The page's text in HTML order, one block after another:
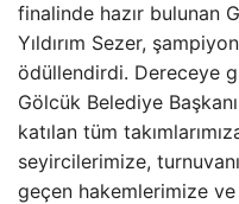
finalinde hazır bulunan
Yıldırım Sezer,
ödüllendirdi. Dereceye
Gölcük Belediye
katılan tüm
seyircilerimize,
geçen hakemlerimize